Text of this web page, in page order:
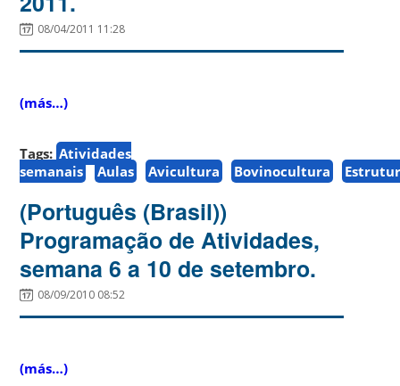
08/04/2011 11:28
(más…)
Tags: Atividades
semanais
Aulas Avicultura Bovinocultura
(Português (Brasil))
Programação de Atividades,
semana 6 a 10 de setembro.
08/09/2010 08:52
(más…)